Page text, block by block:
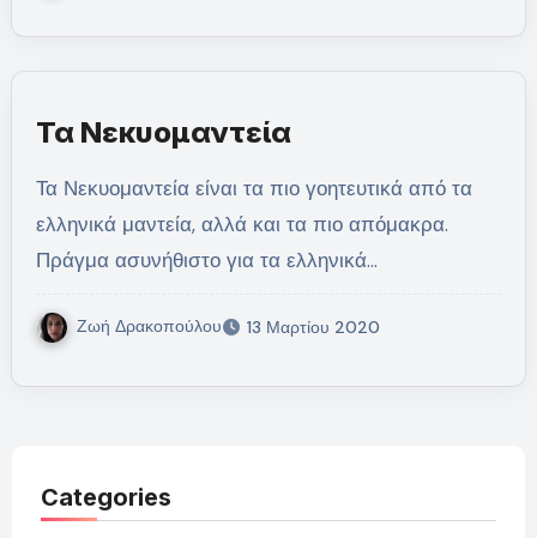
Τα Νεκυομαντεία
Τα Νεκυομαντεία είναι τα πιο γοητευτικά από τα
ελληνικά μαντεία, αλλά και τα πιο απόμακρα.
Πράγμα ασυνήθιστο για τα ελληνικά…
Ζωή Δρακοπούλου 13 Μαρτίου 2020
Categories